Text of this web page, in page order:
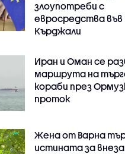
злоупотреби с
евросредства във
Кърджали
Иран и Оман се
маршрута на
кораби през
проток
Жена от Варна
истината за